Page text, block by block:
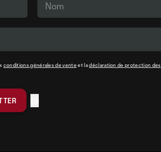
conditions générales de venteet ladéclaration de protection des